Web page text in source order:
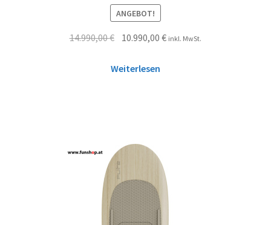
ANGEBOT!
14.990,00€ 10.990,00€ inkl. MwSt.
Weiterlesen